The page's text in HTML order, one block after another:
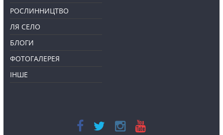
РОСЛИННИЦТВО
ЛЯ СЕЛО
БЛОГИ
ФОТОГАЛЕРЕЯ
ІНШЕ